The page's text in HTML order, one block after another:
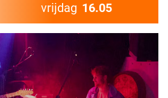
vrijdag 16.05